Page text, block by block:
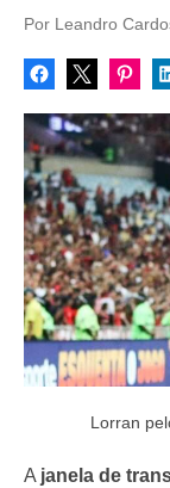
Por Leandro
Lorran
A janela de